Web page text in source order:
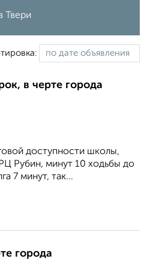
Твери
в черте города
доступности школы,
Рубин, минут 10 ходьбы до
7 минут, так...
города